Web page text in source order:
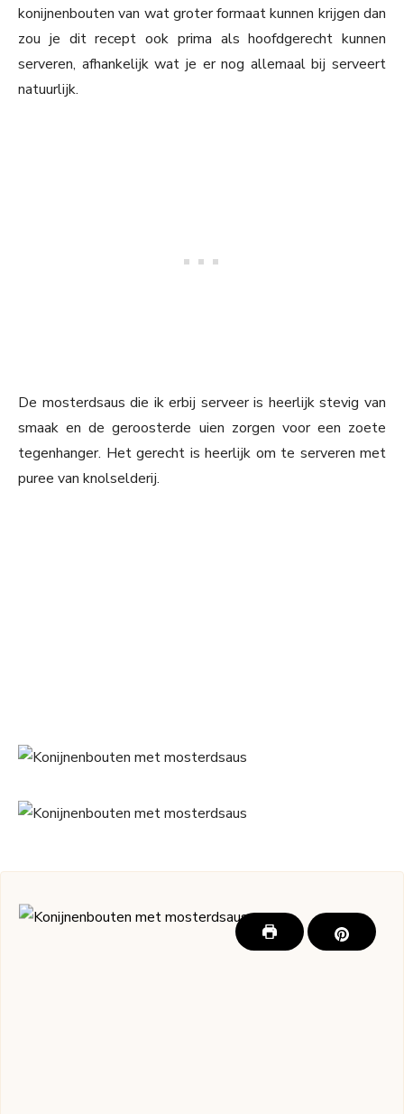
konijnenbouten van wat groter formaat kunnen krijgen dan
zou je dit recept ook prima als hoofdgerecht kunnen
serveren, afhankelijk wat je er nog allemaal bij serveert
natuurlijk.
De mosterdsaus die ik erbij serveer is heerlijk stevig van
smaak en de geroosterde uien zorgen voor een zoete
tegenhanger. Het gerecht is heerlijk om te serveren met
puree van knolselderij.